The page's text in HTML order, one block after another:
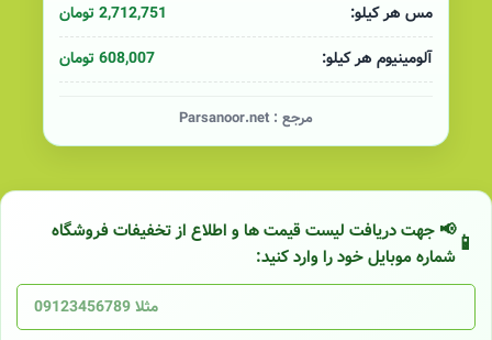
مس هر کیلو:
2,712,751 تومان
آلومینیوم هر کیلو:
608,007 تومان
مرجع : Parsanoor.net
📢 جهت دریافت لیست قیمت ها و اطلاع از تخفیفات فروشگاه
شماره موبایل خود را وارد کنید: